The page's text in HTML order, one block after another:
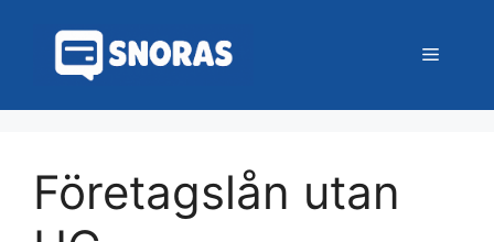
innehåll
Meny
Företagslån utan